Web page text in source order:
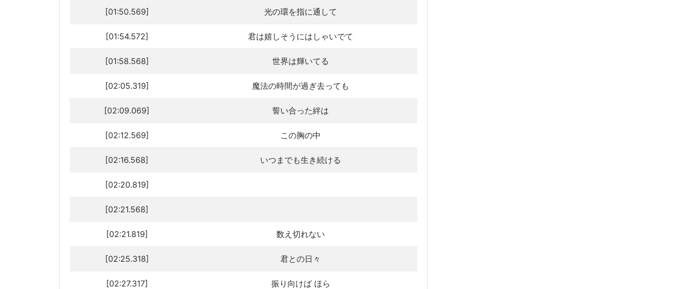
[01:50.569] 光の環を指に通して
[01:54.572] 君は嬉しそうにはしゃいでて
[01:58.568] 世界は輝いてる
[02:05.319] 魔法の時間が過ぎ去っても
[02:09.069] 誓い合った絆は
[02:12.569] この胸の中
[02:16.568] いつまでも生き続ける
[02:20.819]
[02:21.568]
[02:21.819] 数え切れない
[02:25.318] 君との日々
[02:27.317] 振り向けば ほら